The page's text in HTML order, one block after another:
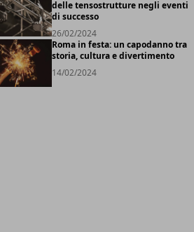
delle tensostrutture negli eventi
di successo
26/02/2024
Roma in festa: un capodanno tra
storia, cultura e divertimento
14/02/2024